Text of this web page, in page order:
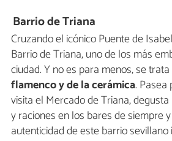
Barrio de Triana
Cruzando el icónico Puente de
Barrio de Triana, uno de los más
ciudad. Y no es para menos, se
flamenco y de la cerámica. Pasea
visita el Mercado de Triana,
y raciones en los bares de siempre
autenticidad de este barrio